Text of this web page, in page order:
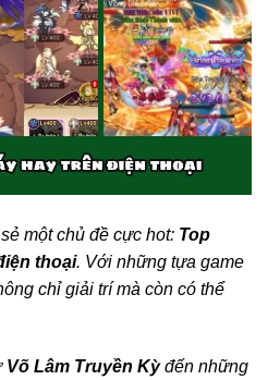
một chủ đề cực hot: Top
thoại. Với những tựa game
chỉ giải trí mà còn có thể
Võ Lâm Truyền Kỳđến những